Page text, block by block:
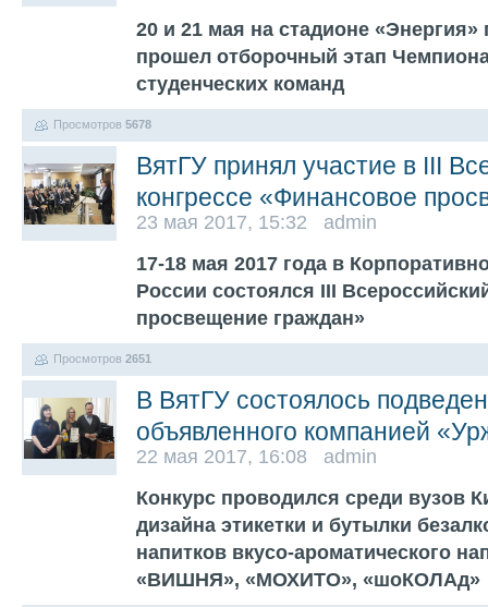
20 и 21 мая на стадионе
прошел отборочный этап
студенческих команд
Просмотров 5678
ВятГУ принял участие в III
конгрессе «Финансовое
23 мая 2017, 15:32 admin
17-18 мая 2017 года в
России состоялся III
просвещение граждан»
Просмотров 2651
В ВятГУ состоялось
объявленного компанией
22 мая 2017, 16:08 admin
Конкурс проводился среди вузов
дизайна этикетки и бутылки
напитков вкусо-ароматического
«ВИШНЯ», «МОХИТО», «шоКОЛАд»